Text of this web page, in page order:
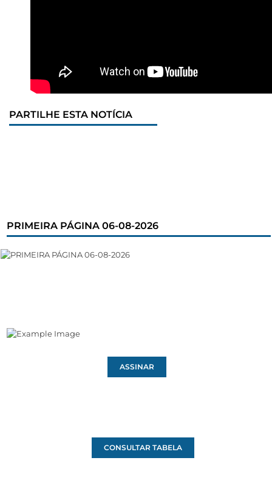
PARTILHE ESTA NOTÍCIA
PRIMEIRA PÁGINA 06-08-2026
ASSINAR
CONSULTAR TABELA